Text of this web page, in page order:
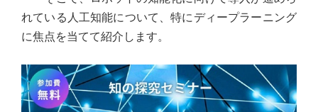
れている人工知能について、特にディープラーニング
に焦点を当てて紹介します。